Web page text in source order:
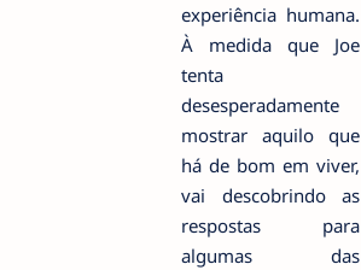
experiência humana.
À medida que Joe
tenta
desesperadamente
mostrar aquilo que
há de bom em viver,
vai descobrindo as
respostas para
algumas das